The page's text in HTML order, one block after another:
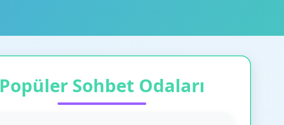
Popüler Sohbet Odaları